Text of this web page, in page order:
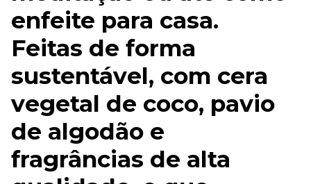
enfeite para casa.
Feitas de forma
sustentável, com cera
vegetal de coco, pavio
de algodão e
fragrâncias de alta